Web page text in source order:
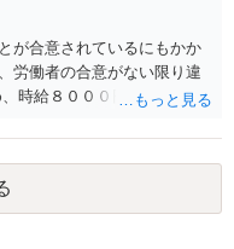
が合意されているにもかか
労働者の合意がない限り違
時給８０００円に基づいて
に内容証明郵便を送るとい
等については、一度弁護士